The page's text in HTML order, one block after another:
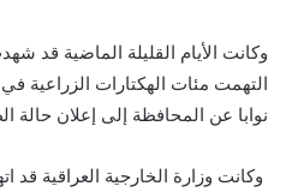
وكانت الأيام القليلة الماضية قد
التهمت مئات الهكتارات الزراعية
نوابا عن المحافظة إلى إعلان حالة
وكانت وزارة الخارجية العراقية